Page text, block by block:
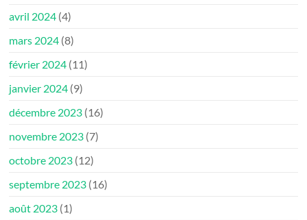
avril 2024 (4)
mars 2024 (8)
février 2024 (11)
janvier 2024 (9)
décembre 2023 (16)
novembre 2023 (7)
octobre 2023 (12)
septembre 2023 (16)
août 2023 (1)